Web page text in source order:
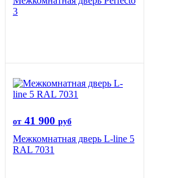
3
от 41 900 руб
Межкомнатная дверь L-line 5
RAL 7031